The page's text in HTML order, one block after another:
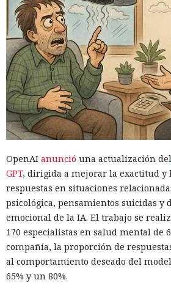
OpenAI anunció una actualización del
GPT, dirigida a mejorar la exactitud y
respuestas en situaciones
psicológica, pensamientos suicidas y
emocional de la IA. El trabajo se
170 especialistas en salud mental de
compañía, la proporción de
al comportamiento deseado del
65% y un 80%.